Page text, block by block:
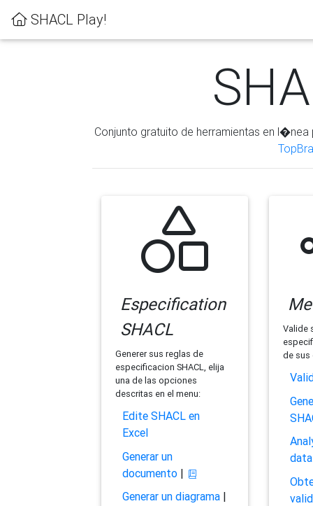
SHACL Play!
Conjunto gratuito de herramientas en
Especification
SHACL
Generer sus reglas de
especificacion SHACL, elija
una de las opciones
descritas en el menu:
Edite SHACL en
Excel
Generar un
documento|
Generar un diagrama|
Valide
de sus